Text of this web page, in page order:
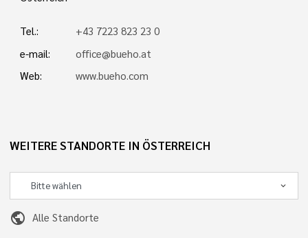
Tel.:
+43 7223 823 23 0
e-mail:
office@bueho.at
Web:
www.bueho.com
WEITERE STANDORTE IN ÖSTERREICH
public Alle Standorte